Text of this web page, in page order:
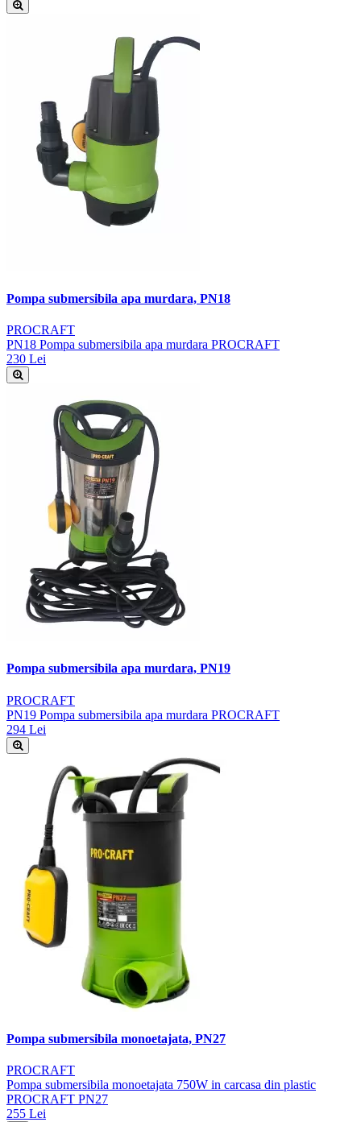
Pompa submersibila apa murdara, PN18
PROCRAFT
PN18 Pompa submersibila apa murdara PROCRAFT
230 Lei
Pompa submersibila apa murdara, PN19
PROCRAFT
PN19 Pompa submersibila apa murdara PROCRAFT
294 Lei
Pompa submersibila monoetajata, PN27
PROCRAFT
Pompa submersibila monoetajata 750W in carcasa din plastic
PROCRAFT PN27
255 Lei